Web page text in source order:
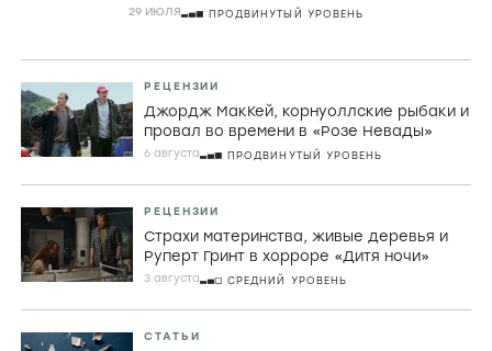
29 ИЮЛЯ ПРОДВИНУТЫЙ УРОВЕНЬ
РЕЦЕНЗИИ
Джордж МакКей, корнуоллские рыбаки и
провал во времени в «Розе Невады»
6 августа ПРОДВИНУТЫЙ УРОВЕНЬ
РЕЦЕНЗИИ
Страхи материнства, живые деревья и
Руперт Гринт в хорроре «Дитя ночи»
3 августа СРЕДНИЙ УРОВЕНЬ
СТАТЬИ